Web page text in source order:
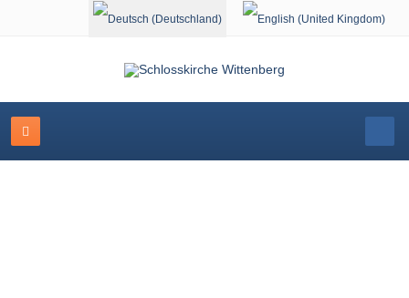
Sprache auswählen